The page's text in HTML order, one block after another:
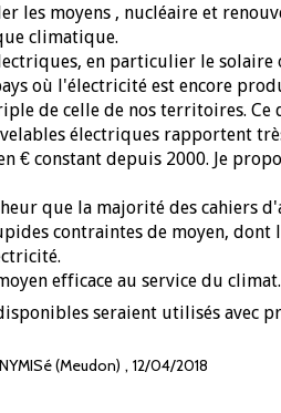
les moyens , nucléaire et
climatique.
en particulier le
où l'électricité est encore
de celle de nos territoires. Ce
électriques rapportent
€ constant depuis 2000. Je
que la majorité des cahiers
contraintes de moyen,
efficace au service du climat.
seraient utilisés avec
(Meudon) , 12/04/2018